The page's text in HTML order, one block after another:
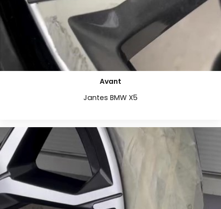
Avant
Jantes BMW X5